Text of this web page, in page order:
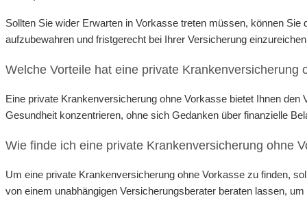
Sollten Sie wider Erwarten in Vorkasse treten müssen, können
aufzubewahren und fristgerecht bei Ihrer Versicherung
Welche Vorteile hat eine private Krankenversicherung
Eine private Krankenversicherung ohne Vorkasse bietet Ihnen
Gesundheit konzentrieren, ohne sich Gedanken über finanzielle
Wie finde ich eine private Krankenversicherung ohne
Um eine private Krankenversicherung ohne Vorkasse zu finden,
von einem unabhängigen Versicherungsberater beraten lassen,